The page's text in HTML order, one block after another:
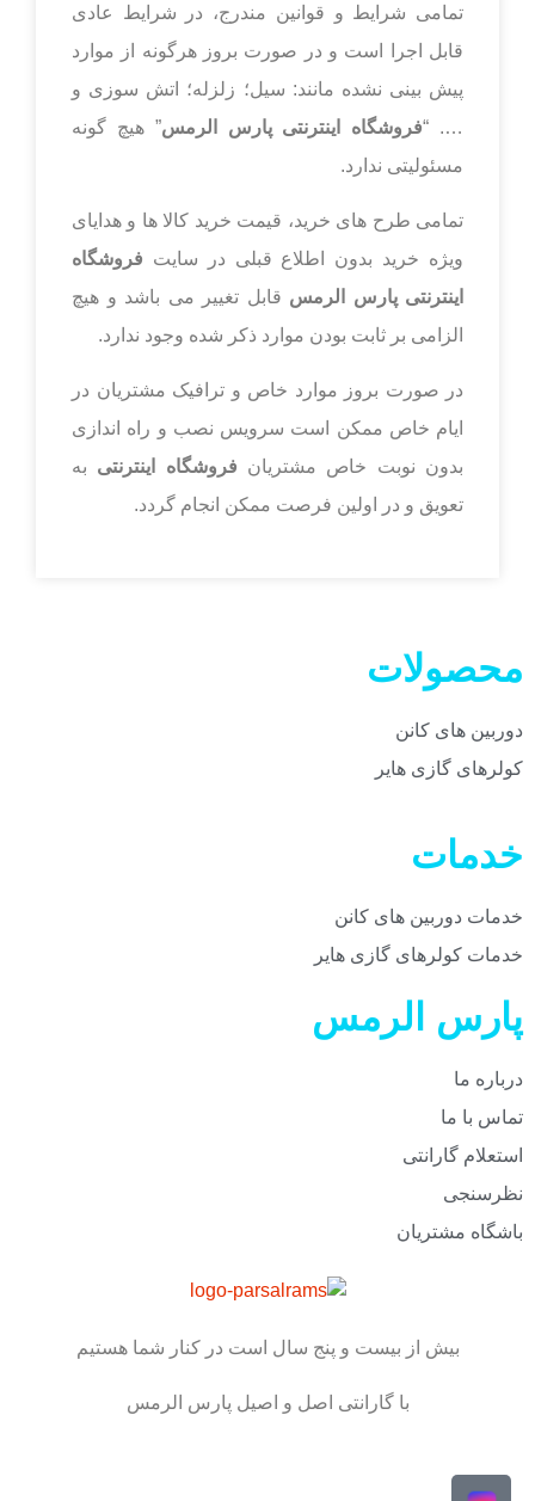
تمامی شرایط و قوانین مندرج، در شرایط عادی
قابل اجرا است و در صورت بروز هرگونه از موارد
پیش بینی نشده مانند: سیل؛ زلزله؛ اتش سوزی و
…. “فروشگاه اینترنتی پارس الرمس” هیچ گونه
مسئولیتی ندارد.
تمامی طرح های خرید، قیمت خرید کالا ها و هدایای
ویژه خرید بدون اطلاع قبلی در سایت فروشگاه
اینترنتی پارس الرمس قابل تغییر می باشد و هیچ
الزامی بر ثابت بودن موارد ذکر شده وجود ندارد.
در صورت بروز موارد خاص و ترافیک مشتریان در
ایام خاص ممکن است سرویس نصب و راه اندازی
بدون نوبت خاص مشتریان فروشگاه اینترنتی به
تعویق و در اولین فرصت ممکن انجام گردد.
بیش از بیست و پنج سال است در کنار شما هستیم
با گارانتی اصل و اصیل پارس الرمس
پارس الرمس
درباره ما
تماس با ما
استعلام گارانتی
نظرسنجی
باشگاه مشتریان
خدمات
خدمات دوربین های کانن
خدمات کولرهای گازی هایر
محصولات
دوربین های کانن
کولرهای گازی هایر